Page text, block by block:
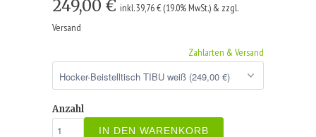
249,00 € inkl. 39,76 € (19.0% MwSt.) & zzgl.
Versand
Zahlarten & Versand
Anzahl
IN DEN WARENKORB